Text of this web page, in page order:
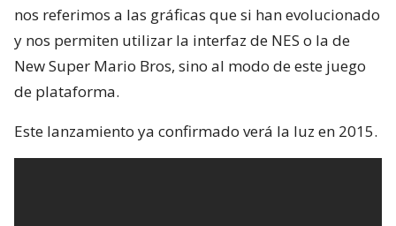
nos referimos a las gráficas que si han evolucionado
y nos permiten utilizar la interfaz de NES o la de
New Super Mario Bros, sino al modo de este juego
de plataforma.
Este lanzamiento ya confirmado verá la luz en 2015.